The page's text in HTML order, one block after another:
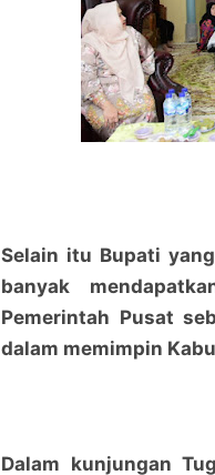
Selain itu Bupati
banyak
Pemerintah Pusat
dalam memimpin
Dalam kunjungan